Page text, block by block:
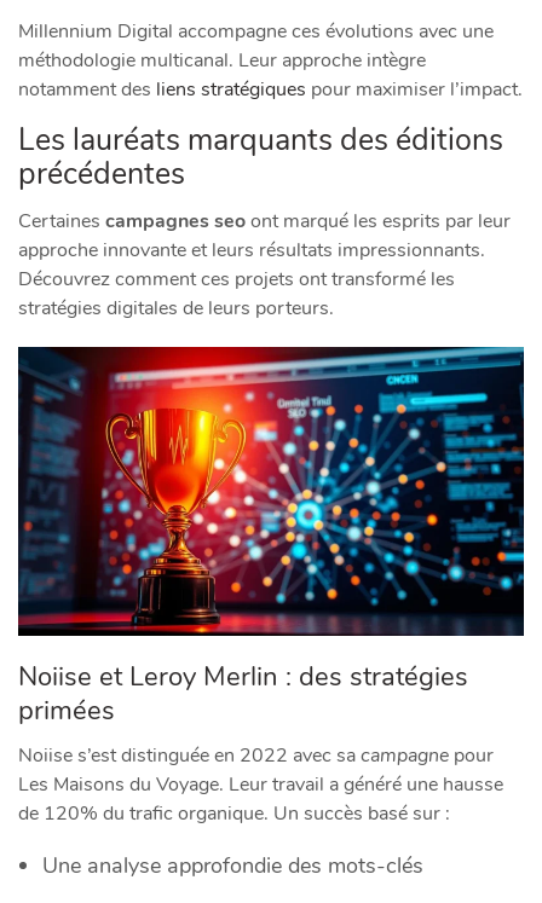
Millennium Digital accompagne ces évolutions avec une
méthodologie multicanal. Leur approche intègre
notamment des liens stratégiques pour maximiser l’impact.
Les lauréats marquants des éditions
précédentes
Certaines campagnes seoont marqué les esprits par leur
approche innovante et leurs résultats impressionnants.
Découvrez comment ces projets ont transformé les
stratégies digitales de leurs porteurs.
Noiise et Leroy Merlin : des stratégies
primées
Noiise s’est distinguée en 2022 avec sacampagne pour
Les Maisons du Voyage. Leur travail a généré une hausse
de 120% du trafic organique. Un succès basé sur :
Une analyse approfondie des mots-clés